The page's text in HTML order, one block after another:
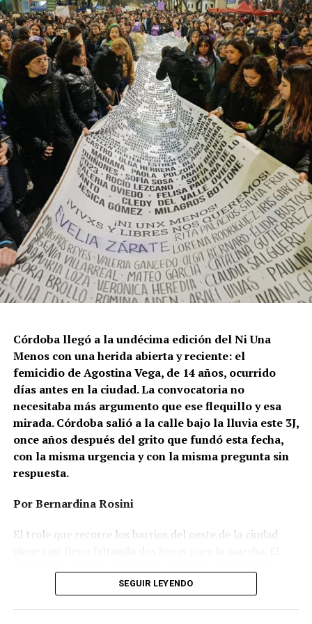
bonaerense, para conocer y escuchar a isleños,
productores, docentes, ambientalistas y vecinos que
resisten otra avanzada sobre un territorio en disputa.
Por Francisco Pandolfi
Gonzalo Giles, pensador y
Descargar la Mu en PDF
Ganar la vida: La historia de (no)
Su hijo Ciro tenía 120 veces más agrotóxicos que lo
Córdoba llegó a la undécima edición del Ni Una
Menos con una herida abierta y reciente: el
femicidio de Agostina Vega, de 14 años, ocurrido
días antes en la ciudad. La convocatoria no
necesitaba más argumento que ese flequillo y esa
mirada. Córdoba salió a la calle bajo la lluvia este 3J,
once años después del grito que fundó esta fecha,
con la misma urgencia y con la misma pregunta sin
respuesta.
Por Bernardina Rosini
El trole que recorre los barrios del oeste de la ciudad
Agostina Vega, 14 años. Era fácil intuir que será una
SEGUIR LEYENDO